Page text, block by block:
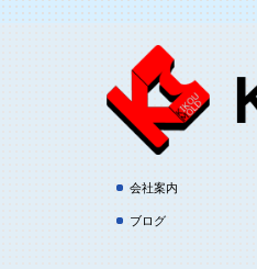
会社案内
ブログ